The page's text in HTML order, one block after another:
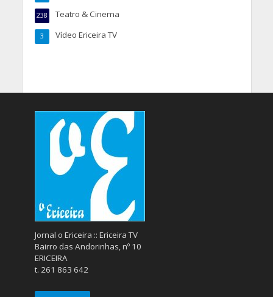
Teatro & Cinema
238
Vídeo Ericeira TV
3
Jornal o Ericeira :: Ericeira TV
Bairro das Andorinhas, nº 10
ERICEIRA
t. 261 863 642